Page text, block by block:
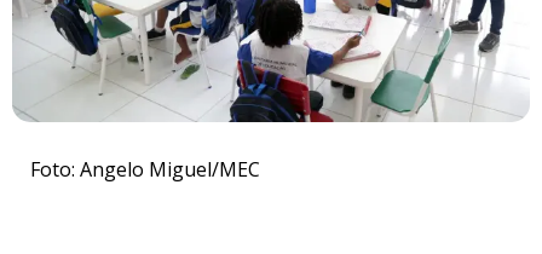
Foto: Angelo Miguel/MEC